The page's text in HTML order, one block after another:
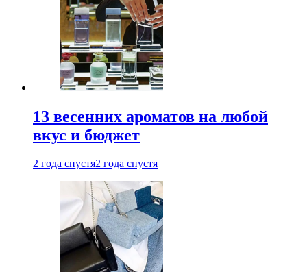
13 весенних ароматов на любой
вкус и бюджет
2 года спустя2 года спустя